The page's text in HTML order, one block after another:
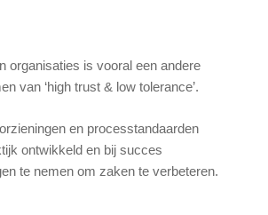
organisaties is vooral een andere
van ‘high trust & low tolerance’.
en processtandaarden
ontwikkeld en bij succes
te nemen om zaken te verbeteren.